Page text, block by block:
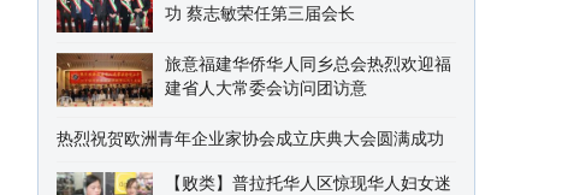
功 蔡志敏荣任第三届会长
旅意福建华侨华人同乡总会热烈欢迎福
建省人大常委会访问团访意
热烈祝贺欧洲青年企业家协会成立庆典大会圆满成功
【败类】普拉托华人区惊现华人妇女迷